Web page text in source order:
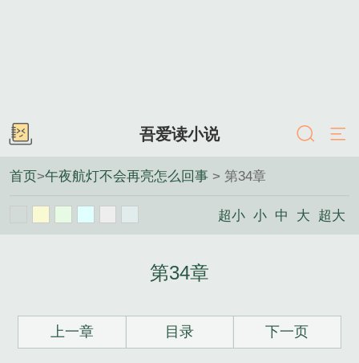
吾爱读小说
首页>午夜航灯不会再亮怎么回事 > 第34章
超小 小 中 大 超大
第34章
上一章 目录 下一页